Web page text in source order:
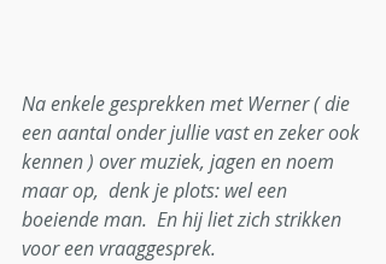
Na enkele gesprekken met Werner ( die
een aantal onder jullie vast en zeker ook
kennen ) over muziek, jagen en noem
maar op,  denk je plots: wel een
boeiende man.  En hij liet zich strikken
voor een vraaggesprek.